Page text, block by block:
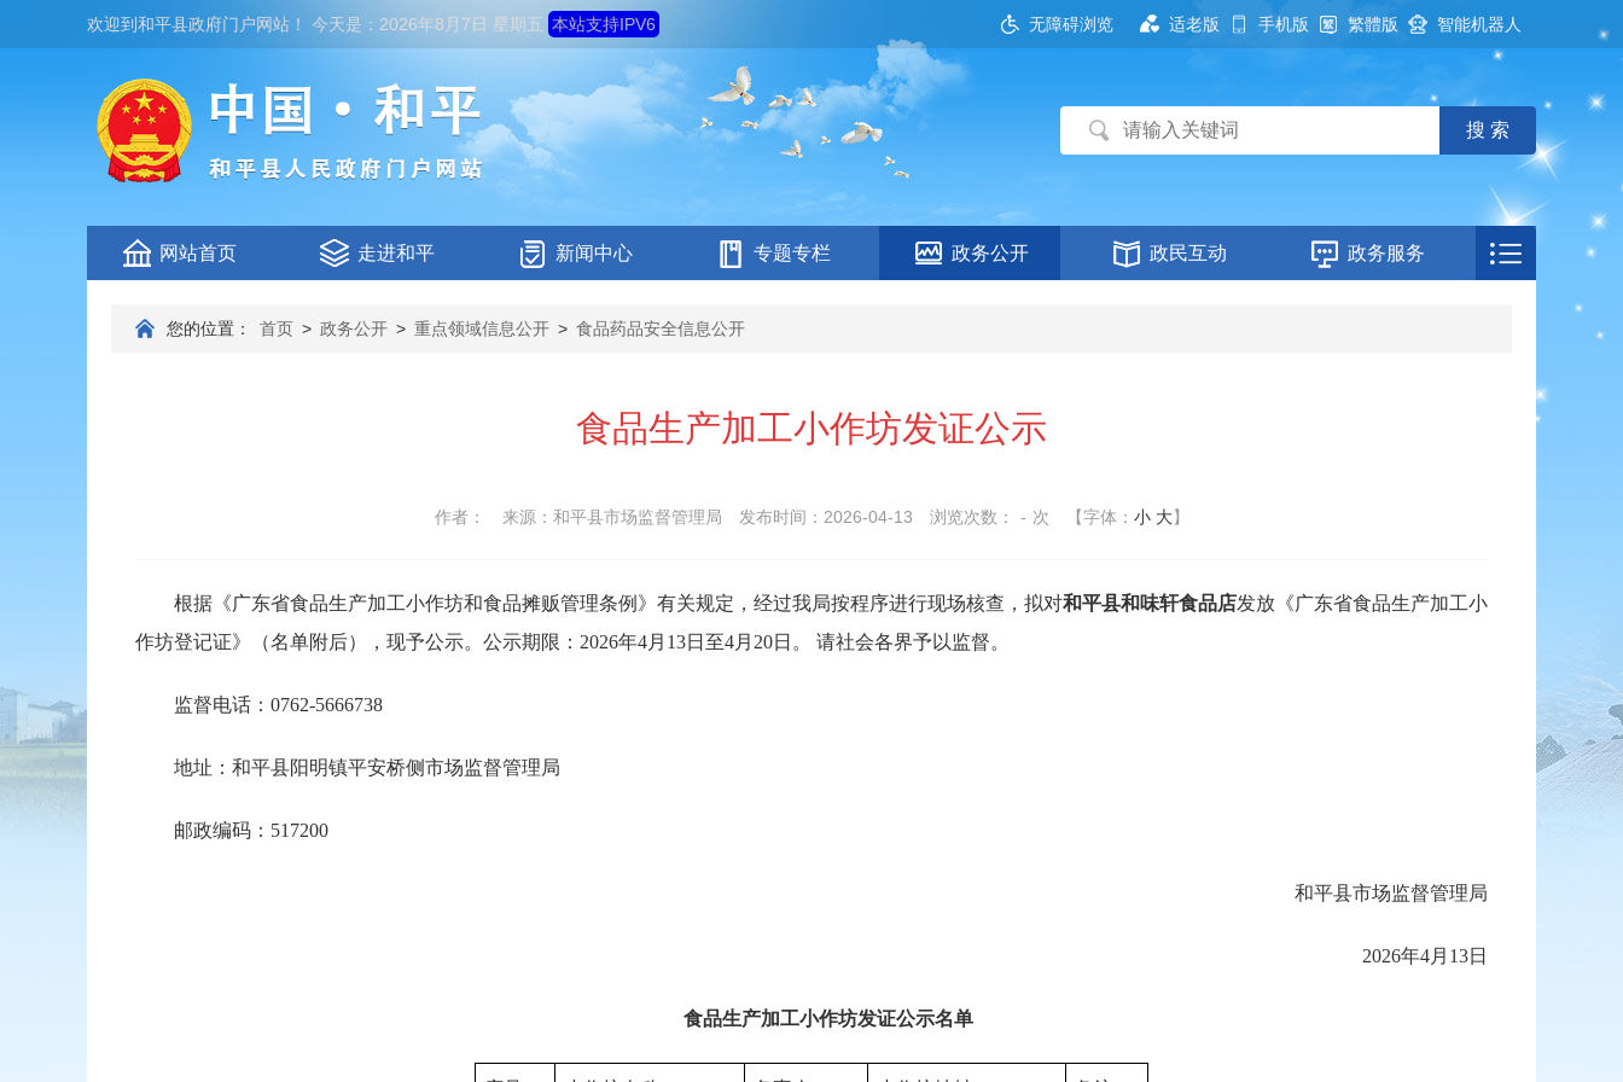
欢迎到和平县政府门户网站 ！ 今天是： 2026年8月7日 星期五 本站支持IPV6 无障碍浏览 适老版 手机版 繁體版 智能机器人
网站首页 走进和平 新闻中心 专题专栏 政务公开 政民互动 政务服务
您的位置： 首页 > 政务公开 > 重点领域信息公开 > 食品药品安全信息公开
食品生产加工小作坊发证公示
作者： 来源：和平县市场监督管理局 发布时间：2026-04-13 浏览次数： - 次 【字体： 小 大】
根据《广东省食品生产加工小作坊和食品摊贩管理条例》有关规定，经过我局按程序进行现场核查，拟对和平县和味轩食品店发放《广东省食品生产加工小
作坊登记证》（名单附后），现予公示。公示期限：2026年4月13日至4月20日。 请社会各界予以监督。
监督电话：0762-5666738
地址：和平县阳明镇平安桥侧市场监督管理局
邮政编码：517200
和平县市场监督管理局
2026年4月13日
食品生产加工小作坊发证公示名单